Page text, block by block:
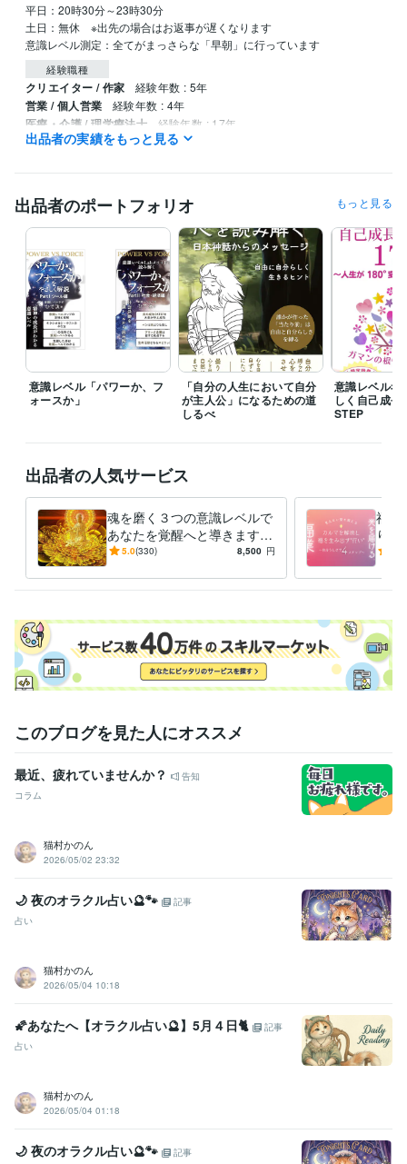
平日：20時30分～23時30分
土日：無休　※出先の場合はお返事が遅くなります
意識レベル測定：全てがまっさらな「早朝」に行っています
経験職種
クリエイター / 作家 経験年数 : 5年
営業 / 個人営業 経験年数 : 4年
医療・介護 / 理学療法士 経験年数 : 17年
ライフスタイル・その他 / 占い師
satci（さっち）ハウス 2023年3月 ~ 現在
意識レベルラボ 2019年10月 ~ 現在
セミナー企画活動/ITラボ 2013年12月 ~ 2015年6月
作家業 個人作家(主に電子書籍) 2022年2月 ~ 現在
介護施設 理学療法士 2009年3月 ~ 2011年2月
病院(急性期・回復期) 理学療法士 2011年4月 ~ 2015年7月
社会福祉(介護・医療・保育の総合法人) 理学療法士
2015年7月 ~ 現
在
2007年12月 ~ 現在
受賞歴
意識レベルを考察！わたしらしく自己成長するための17STEP 意識レ
ベルブログ"～satci(さっち) ハウス～"
師 日本介護学会(in金沢)　学会発表 リハビリテーションケア学会(in
リテーション研究大会　学会発表
コナラ　出品開始 ココナラ　ランク認定：ブロンズ　(３カ月目) コ
コナラ　ランク認定：シルバー　(４カ月目)
ココナラ　ランク認定：
ゴールド　(６カ月目) ココナラ　ランク認定：プラチナすべてのご縁
にお礼申し上げます こころの輪廻は竜を超えて「好きなことをす
る」だけで抜ける
スサノオの心を読み解く日本神話からのメッセー
ジ
資格・検定
理学療法士 取得年 : 2008年
ケアマネジャー（介護支援専門員） 取得年 : 2017年
ビジネス・クリエイティブツール
Google ドキュメント:2年 PowerPoint:14年
Google Analytics:4年Google Search Console:4年
得意分野
占い キネシオロジー(筋反射テスト) 心理
精神医学
哲学
悩み相談・カウンセリング
開発 レイキ1-3 人生の質を高めるコーチング 頭蓋仙骨セラピー（ク
ラニオセイクラル）
メンタルケア
出品者の実績をもっと見る
出品者のポートフォリオ もっと見る
意識レベル「パワーか、フ
ォースか」
「自分の人生において自分
が主人公」になるための道
しるべ
意識レベル考
しく自己成
STEP
出品者の人気サービス
魂を磨く３つの意識レベルで
あなたを覚醒へと導きます
【具体的】魂と守護のレベル
処方箋』
5.0(330) 8,500 円
福業
り
年自
このブログを見た人にオススメ
最近、疲れていませんか？
告知
コラム
猫村かのん
2026/05/02 23:32
🌙 夜のオラクル占い🔮🐾
記事
占い
猫村かのん
2026/05/04 10:18
🌠あなたへ【オラクル占い🔮】5月４日🐈
記事
占い
猫村かのん
2026/05/04 01:18
🌙 夜のオラクル占い🔮🐾
記事